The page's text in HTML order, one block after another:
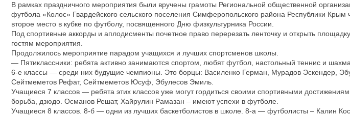
В рамках праздничного мероприятия были вручены грамоты Региональной общественной
футбола «Колос» Гвардейского сельского поселения Симферопольского района Республики
второе место в кубке по футболу, посвященного Дню физкультурника России.
Под спортивные аккорды и аплодисменты почетное право перерезать ленточку и открыть
гостям мероприятия.
Продолжилось мероприятие парадом учащихся и лучших спортсменов школы.
— Пятиклассники: ребята активно занимаются спортом, любят футбол, настольный теннис и
6-е классы — среди них будущие чемпионы. Это борцы: Василенко Герман, Мурадов Эскендер,
Сейтмеметов Рефат, Сейтмеметов Юсуф, Эбулесов Эмиль.
Учащиеся 7 классов — ребята этих классов уже могут гордиться своими спортивными
борьба, дзюдо. Османов Решат, Хайрулин Рамазан – имеют успехи в футболе.
Учащиеся 8 классов. 8-б — одни из лучших баскетболистов в школе. 8-а — футболисты – Калин